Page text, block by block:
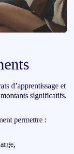
d’apprentissage et
significatifs.
permettre :